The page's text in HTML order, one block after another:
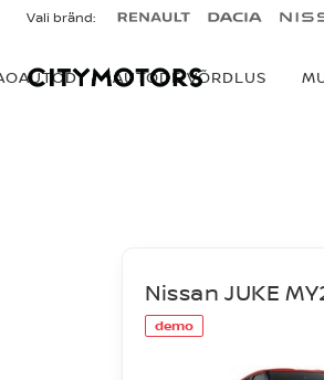
Vali bränd:
AUTODE VÕRDLUS
demo
Nissan JUKE